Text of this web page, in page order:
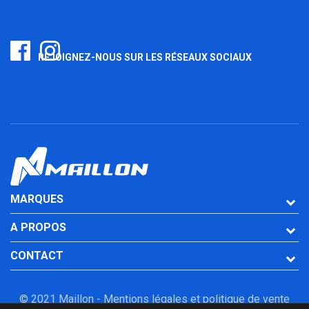
REJOIGNEZ-NOUS SUR LES RÉSEAUX SOCIAUX
MARQUES
A PROPOS
CONTACT
© 2021 Maillon - Mentions légales et politique de vente